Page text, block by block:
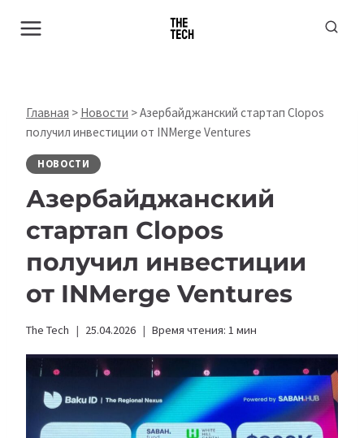
Главная > Новости >Азербайджанский стартап Clopos
получил инвестиции от INMerge Ventures
НОВОСТИ
Азербайджанский
стартап Clopos
получил инвестиции
от INMerge Ventures
The Tech 25.04.2026 Время чтения: 1 мин